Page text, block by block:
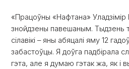
«Працоўны «Нафтана»
знойдзены павешаным. Тыдзень
сілавікі – яны абяцалі яму 12
забастоўцы. Я доўга падбірала
гэта, але я думаю гэтак жа, як і